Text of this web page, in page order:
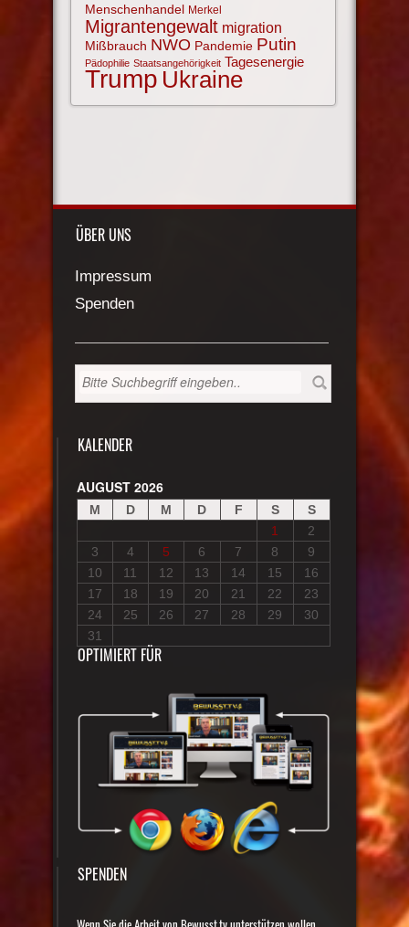
Menschenhandel Merkel
Migrantengewalt migration
Mißbrauch NWO Pandemie Putin
Pädophilie Staatsangehörigkeit Tagesenergie
Trump Ukraine
ÜBER UNS
Impressum
Spenden
KALENDER
AUGUST 2026
M D M D F S
S
1
2
3
4 5 6 7 8
9
10
11 12 13 14 15
16
17
18 19 20 21 22
23
24
25 26 27 28 29
30
31
OPTIMIERT FÜR
SPENDEN